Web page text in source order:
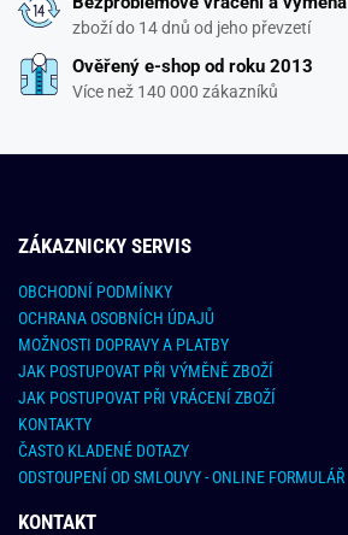
zboží do 14 dnů od jeho převzetí
Ověřený e-shop od roku 2013
Více než 140 000 zákazníků
ZÁKAZNICKY SERVIS
OBCHODNÍ PODMÍNKY
OCHRANA OSOBNÍCH ÚDAJŮ
MOŽNOSTI DOPRAVY A PLATBY
JAK POSTUPOVAT PŘI VÝMĚNĚ ZBOŽÍ
JAK POSTUPOVAT PŘI VRÁCENÍ ZBOŽÍ
KONTAKTY
ČASTO KLADENÉ DOTAZY
ODSTOUPENÍ OD SMLOUVY - ONLINE FORMULÁŘ
KONTAKT